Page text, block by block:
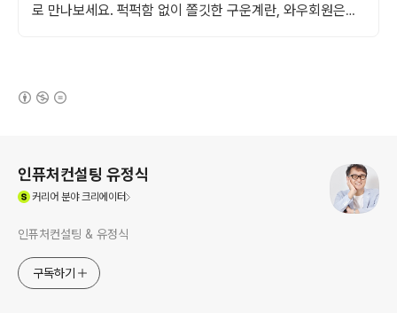
로 만나보세요. 퍽퍽함 없이 쫄깃한 구운계란, 와우회원은
인퓨처컨설팅 유정식
커리어 분야 크리에이터
인퓨처컨설팅 & 유정식
구독하기